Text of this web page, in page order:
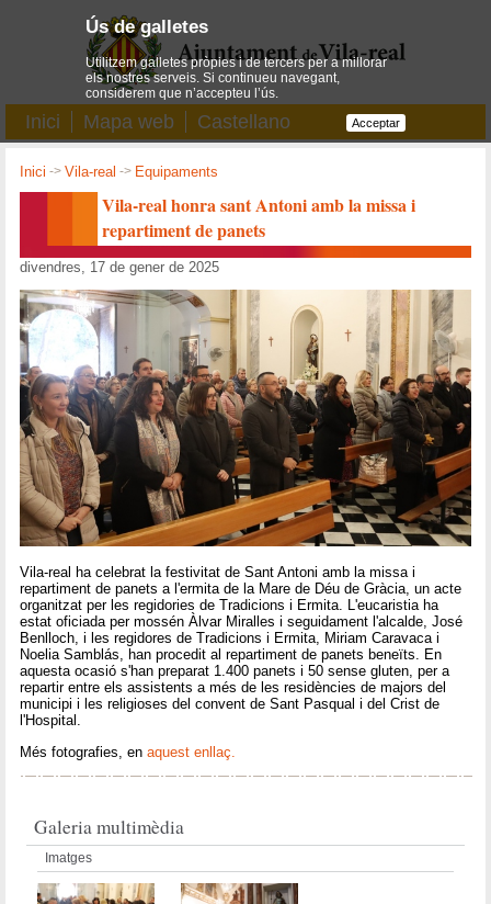
Inici Mapa web Castellano
Inici ->Vila-real -> Equipaments
Vila-real honra sant Antoni amb la missa i
repartiment de panets
divendres, 17 de gener de 2025
Vila-real ha celebrat la festivitat de Sant Antoni amb la missa i
repartiment de panets a l'ermita de la Mare de Déu de Gràcia, un acte
organitzat per les regidories de Tradicions i Ermita. L'eucaristia ha
estat oficiada per mossén Àlvar Miralles i seguidament l'alcalde, José
Benlloch, i les regidores de Tradicions i Ermita, Miriam Caravaca i
Noelia Samblás, han procedit al repartiment de panets beneïts. En
aquesta ocasió s'han preparat 1.400 panets i 50 sense gluten, per a
repartir entre els assistents a més de les residències de majors del
municipi i les religioses del convent de Sant Pasqual i del Crist de
l'Hospital.
Més fotografies, enaquest enllaç.
Galeria multimèdia
Imatges
Ús de galletes
Utilitzem galletes pròpies i de tercers per a millorar
els nostres serveis. Si continueu navegant,
considerem que n’accepteu l’ús.
Acceptar